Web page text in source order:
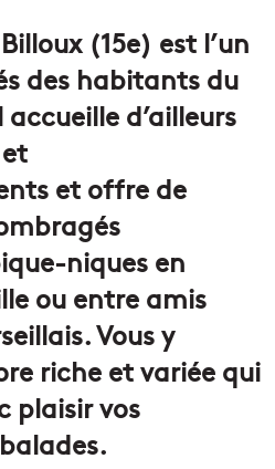
(15e) est l’un
des habitants du
d’ailleurs
et offre de
niques en
ou entre amis
Vous y
riche et variée qui
plaisir vos